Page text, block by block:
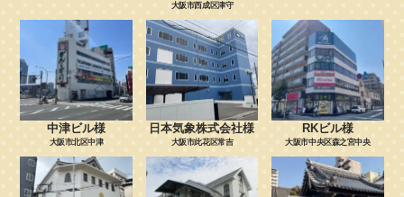
大阪市西成区津守
中津ビル様
大阪市北区中津
日本気象株式会社様
大阪市此花区常吉
RKビル様
大阪市中央区森之宮中央